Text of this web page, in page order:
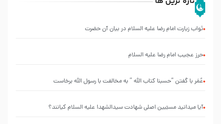
ثواب زیارت امام رضا علیه السلام در بیان آن حضرت
حرز عجیب امام رضا علیه السلام
عُمَر با گفتن “حسبنا كتاب اللّه ” به مخالفت با رسول اللّه برخاست
آیا میدانید مسبّبین اصلی شهادت سیدالشهدا علیه ‌السلام کیانند؟